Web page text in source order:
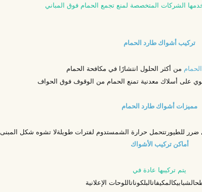
الشركات المتخصصة لمنع تجمع الحمام فوق المباني
تركيب أشواك طارد الحمام
من أكثر الحلول انتشارًا في مكافحة الحمام
على أسلاك معدنية تمنع الحمام من الوقوف فوق الحواف
مميزات أشواك طارد الحمام
ضرر للطيورتتحمل حرارة الشمستدوم لفترات طويلةلا تشوه شكل المبنى
أماكن تركيب الأشواك
يتم تركيبها عادة في
الشبابيكالمكيفاتالبلكوناتاللوحات الإعلانية